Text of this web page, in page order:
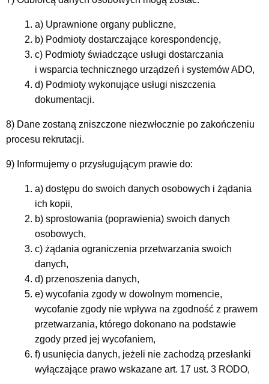
a) Uprawnione organy publiczne,
b) Podmioty dostarczające korespondencję,
c) Podmioty świadczące usługi dostarczania
i wsparcia technicznego urządzeń i systemów ADO,
d) Podmioty wykonujące usługi niszczenia
dokumentacji.
8) Dane zostaną zniszczone niezwłocznie po zakończeniu
procesu rekrutacji.
9) Informujemy o przysługującym prawie do:
a) dostępu do swoich danych osobowych i żądania
ich kopii,
b) sprostowania (poprawienia) swoich danych
osobowych,
c) żądania ograniczenia przetwarzania swoich
danych,
d) przenoszenia danych,
e) wycofania zgody w dowolnym momencie,
wycofanie zgody nie wpływa na zgodność z prawem
przetwarzania, którego dokonano na podstawie
zgody przed jej wycofaniem,
f) usunięcia danych, jeżeli nie zachodzą przesłanki
wyłączające prawo wskazane art. 17 ust. 3 RODO,